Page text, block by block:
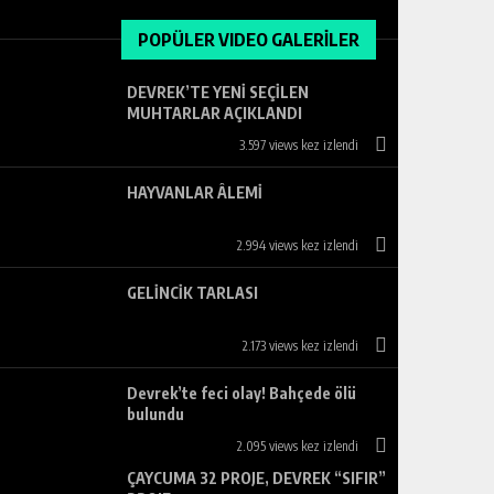
POPÜLER VIDEO GALERİLER
DEVREK’TE YENİ SEÇİLEN
MUHTARLAR AÇIKLANDI
3.597 views kez izlendi
HAYVANLAR ÂLEMİ
2.994 views kez izlendi
GELİNCİK TARLASI
2.173 views kez izlendi
Devrek’te feci olay! Bahçede ölü
bulundu
2.095 views kez izlendi
ÇAYCUMA 32 PROJE, DEVREK “SIFIR”